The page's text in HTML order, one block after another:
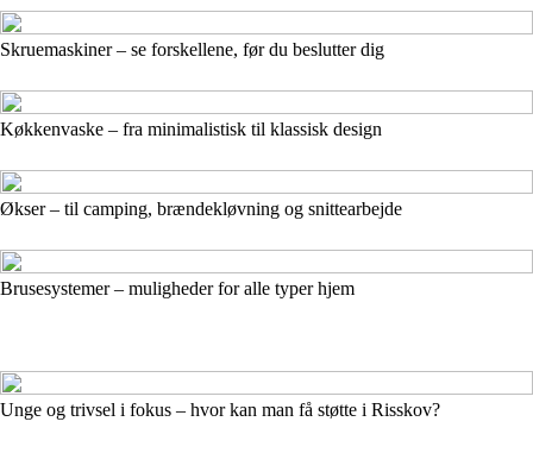
Skruemaskiner – se forskellene, før du beslutter dig
Køkkenvaske – fra minimalistisk til klassisk design
Økser – til camping, brændekløvning og snittearbejde
Brusesystemer – muligheder for alle typer hjem
Unge og trivsel i fokus – hvor kan man få støtte i Risskov?